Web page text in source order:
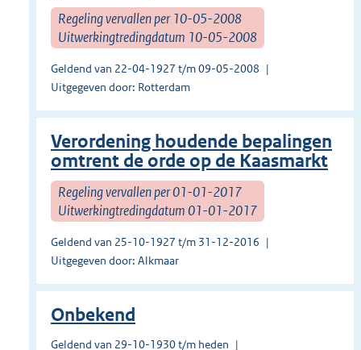
Regeling vervallen per 10-05-2008
Uitwerkingtredingdatum 10-05-2008
Geldend van 22-04-1927 t/m 09-05-2008
Uitgegeven door: Rotterdam
Verordening houdende bepalingen
omtrent de orde op de Kaasmarkt
Regeling vervallen per 01-01-2017
Uitwerkingtredingdatum 01-01-2017
Geldend van 25-10-1927 t/m 31-12-2016
Uitgegeven door: Alkmaar
Onbekend
Geldend van 29-10-1930 t/m heden